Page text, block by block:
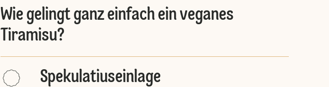
Wie gelingt ganz einfach ein veganes
Tiramisu?
Spekulatiuseinlage